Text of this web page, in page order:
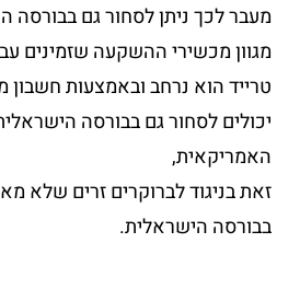
מעבר לכך ניתן לסחור גם בבורסה
מגוון מכשירי ההשקעה שזמינים
טרייד הוא נרחב ובאמצעות
יכולים לסחור גם בבורסה
האמריקאית,
זאת בניגוד לברוקרים זרים שלא
בבורסה הישראלית.